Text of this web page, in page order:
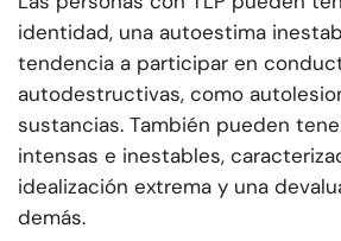
identidad, una autoestima
tendencia a participar en
autodestructivas, como
sustancias. También pueden
intensas e inestables,
idealización extrema y una
demás.